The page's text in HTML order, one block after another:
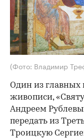
(Фото: Владимир
Один из главных
живописи,
Андреем
передать из
Троицкую